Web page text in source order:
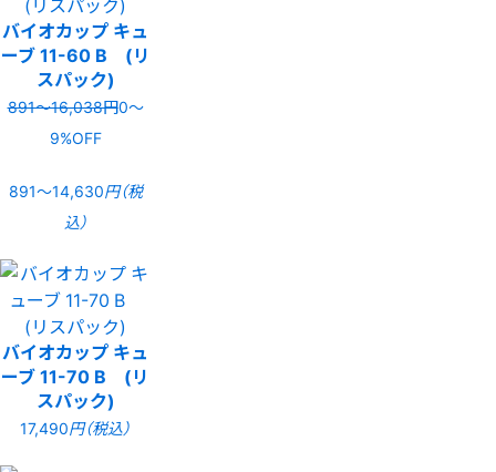
バイオカップ キュ
ーブ 11-60 B (リ
スパック)
891〜16,038円0〜
9%OFF
891〜14,630円（税
込）
バイオカップ キュ
ーブ 11-70 B (リ
スパック)
17,490円（税込）